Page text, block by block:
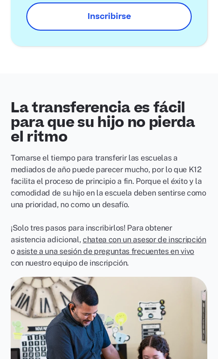
Inscribirse
La transferencia es fácil
para que su hijo no pierda
el ritmo
Tomarse el tiempo para transferir las escuelas a
mediados de año puede parecer mucho, por lo que K12
facilita el proceso de principio a fin. Porque el éxito y la
comodidad de su hijo en la escuela deben sentirse como
una prioridad, no como un desafío.
¡Solo tres pasos para inscribirlos! Para obtener
asistencia adicional, chatea con un asesor de inscripción
oasiste a una sesión de preguntas frecuentes en vivo
con nuestro equipo de inscripción.